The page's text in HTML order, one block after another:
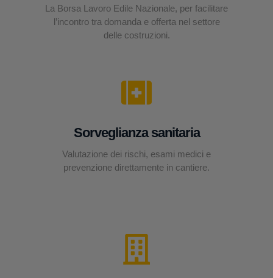
La Borsa Lavoro Edile Nazionale, per facilitare
l’incontro tra domanda e offerta nel settore
delle costruzioni.
Sorveglianza sanitaria
Valutazione dei rischi, esami medici e
prevenzione direttamente in cantiere.